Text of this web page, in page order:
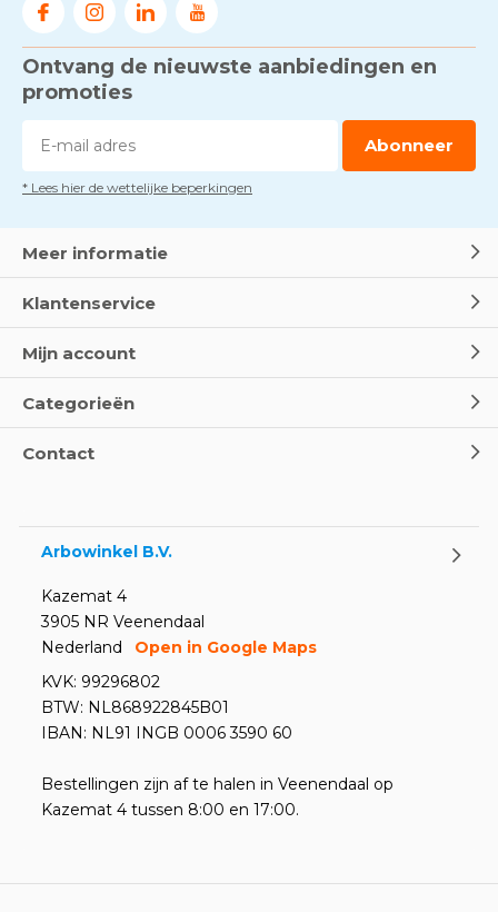
Ontvang de nieuwste aanbiedingen en
promoties
Abonneer
* Lees hier de wettelijke beperkingen
Meer informatie
Klantenservice
Mijn account
Categorieën
Contact
Arbowinkel B.V.
Kazemat 4
3905 NR Veenendaal
Nederland
Open in Google Maps
KVK: 99296802
BTW: NL868922845B01
IBAN: NL91 INGB 0006 3590 60
Bestellingen zijn af te halen in Veenendaal op
Kazemat 4 tussen 8:00 en 17:00.